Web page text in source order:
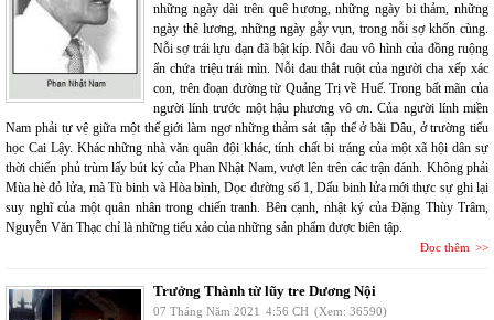
những ngày dài trên quê hương, những ngày bi thảm, những
ngày thê lương, những ngày gẫy vụn, trong nỗi sợ khốn cùng.
Nỗi sợ trái lựu đạn đã bật kíp. Nỗi đau vô hình của đồng ruộng
ẩn chứa triệu trái mìn. Nỗi đau thắt ruột của người cha xếp xác
con, trên đoạn đường từ Quảng Trị về Huế. Trong bất mãn của
người lính trước một hậu phương vô ơn. Của người lính miền
Nam phải tự vệ giữa một thế giới làm ngơ những thảm sát tập thể ở bãi Dâu, ở trường tiểu
học Cai Lậy. Khác những nhà văn quân đội khác, tính chất bi tráng của một xã hội dân sự
thời chiến phủ trùm lấy bút ký của Phan Nhật Nam, vượt lên trên các trận đánh. Không phải
Mùa hè đỏ lửa, mà Tù binh và Hòa bình, Dọc đường số 1, Dấu binh lửa mới thực sự ghi lại
suy nghĩ của một quân nhân trong chiến tranh. Bên cạnh, nhật ký của Đặng Thùy Trâm,
Nguyễn Văn Thạc chỉ là những tiểu xảo của những sản phẩm được biên tập.
Đọc thêm
Trưởng Thành từ lũy tre Dương Nội
07 Tháng Năm 2021 4:56 CH (Xem: 36590)